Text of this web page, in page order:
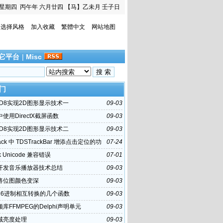
期四 丙午年 六月廿四 【马】乙未月 壬子日
选择风格 加入收藏 繁體中文 网站地图
平台 | Misc
09-03
实现2D图形显示技术一
09-03
使用DirectX截屏函数
09-03
实现2D图形显示技术二
07-24
中 TDSTrackBar 增添点击定位的功
07-01
Unicode 兼容错误
09-03
发音乐播放器技术总结
09-03
位图颜色变深
09-03
进制相互转换的几个函数
09-03
库FFMPEG的Delphi声明单元
09-03
亮度处理